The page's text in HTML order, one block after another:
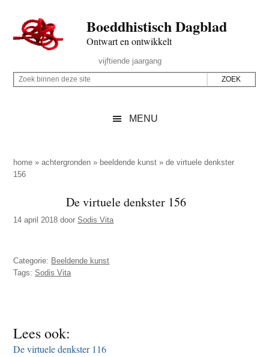
naar
de
inhoud
secondary
naar
de
sidebar
naar
de
Boeddhistisch Dagblad
Ontwart en ontwikkelt
Rechts
vijftiende jaargang
Z
p
d
z
i
t
Z
i
n
n
z
t
e
MENU
home »achtergronden » beeldende kunst »de virtuele denkster
156
De virtuele denkster 156
14 april 2018 doorSodis Vita
Categorie: Beeldende kunst
Tags:Sodis Vita
Lees ook:
De virtuele denkster 116